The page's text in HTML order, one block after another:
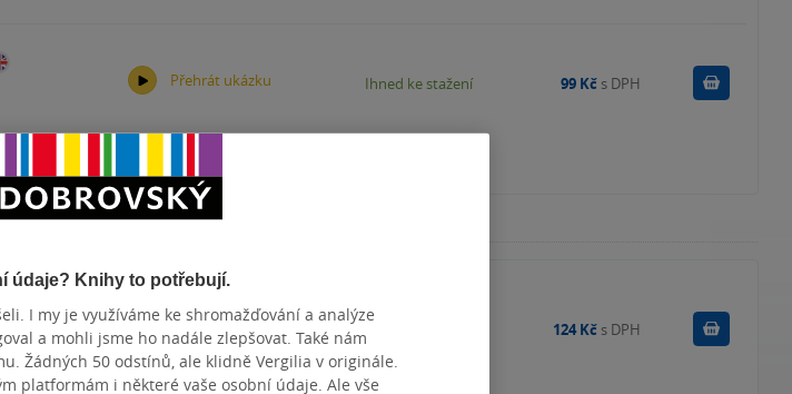
Přehrát ukázku
00:00
Ihned ke stažení 99 Kč s DPH Koupit
Anne of
124 Kč s DPH
údaje? Knihy to potřebují.
I my je využíváme ke shromažďování a analýze
a mohli jsme ho nadále zlepšovat. Také nám
Žádných 50 odstínů, ale klidně Vergilia v originále.
platformám i některé vaše osobní údaje. Ale vše